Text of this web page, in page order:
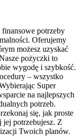
potrzeby
Oferujemy
możesz uzyskać
pożyczki to
wygodę i szybkość.
– wszystko
Super
na najlepszych
potrzeb.
się, jak proste
potrzebujesz. Z
Twoich planów.